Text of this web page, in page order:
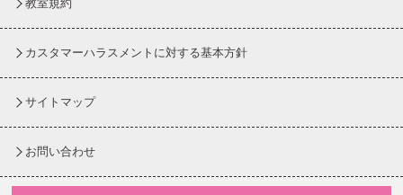
教室規約
カスタマーハラスメントに対する基本方針
サイトマップ
お問い合わせ